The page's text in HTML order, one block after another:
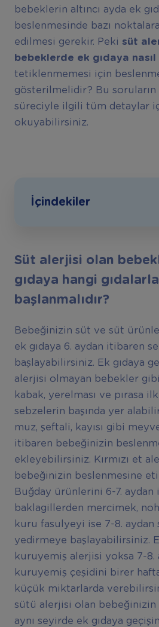
bebeklerin altıncı ayda ek
beslenmesinde bazı
edilmesi gerekir. Peki süt
bebeklerde ek gıdaya
tetiklenmemesi için
gösterilmelidir? Bu soruların
süreciyle ilgili tüm detaylar
okuyabilirsiniz.
İçindekiler
Süt alerjisi olan
gıdaya hangi gıdalarla
başlanmalıdır?
Bebeğinizin süt ve süt
ek gıdaya 6. aydan itibaren
başlayabilirsiniz. Ek gıdaya
alerjisi olmayan bebekler
kabak, yerelması ve pırasa
sebzelerin başında yer
muz, şeftali, kayısı gibi
itibaren bebeğinizin
ekleyebilirsiniz. Kırmızı et
bebeğinizin beslenmesine
Buğday ürünlerini 6-7. aydan
baklagillerden mercimek,
kuru fasulyeyi ise 7-8. aydan
yedirmeye başlayabilirsiniz.
kuruyemiş alerjisi yoksa 7-8.
kuruyemiş çeşidini birer
küçük miktarlarda
sütü alerjisi olan bebeğinizin
aynı seyirde ek gıdaya